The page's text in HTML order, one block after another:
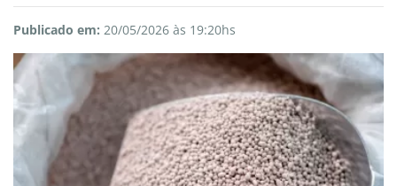
Publicado em: 20/05/2026 às 19:20hs